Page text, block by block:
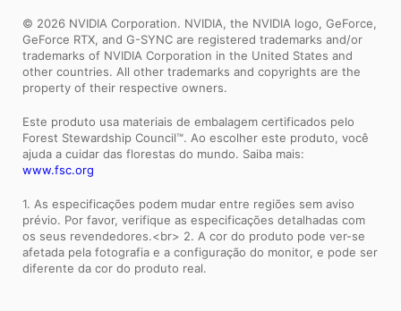
© 2026 NVIDIA Corporation. NVIDIA, the NVIDIA logo, GeForce,
GeForce RTX, and G-SYNC are registered trademarks and/or
trademarks of NVIDIA Corporation in the United States and
other countries. All other trademarks and copyrights are the
property of their respective owners.
Este produto usa materiais de embalagem certificados pelo
Forest Stewardship Council™. Ao escolher este produto, você
ajuda a cuidar das florestas do mundo. Saiba mais:
www.fsc.org
1. As especificações podem mudar entre regiões sem aviso
prévio. Por favor, verifique as especificações detalhadas com
os seus revendedores.<br> 2. A cor do produto pode ver-se
afetada pela fotografia e a configuração do monitor, e pode ser
diferente da cor do produto real.